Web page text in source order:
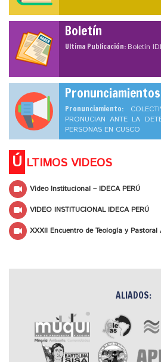
Boletín
Ultima Publicación:Boletín
Pronunciamientos
Pronunciamiento:
PRONUCIAN ANTE LA
PERSONAS EN CUSCO
Ú LTIMOS VIDEOS
Video Institucional – IDECA PERÚ
VIDEO INSTITUCIONAL IDECA PERÚ
XXXII Encuentro de Teología y
ALIADOS: